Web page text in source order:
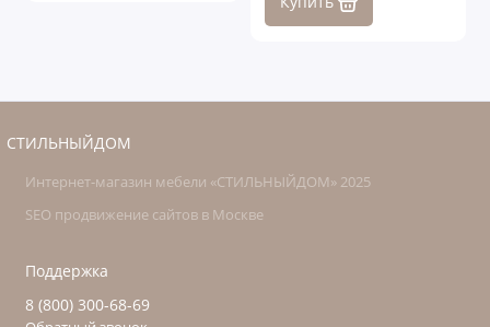
СТИЛЬНЫЙДОМ
Интернет-магазин мебели «СТИЛЬНЫЙДОМ» 2025
SEO продвижение сайтов в Москве
Поддержка
8 (800) 300-68-69